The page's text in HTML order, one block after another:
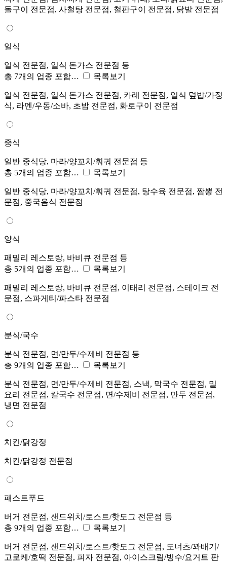
돌구이 전문점, 사철탕 전문점, 철판구이 전문점, 닭발 전문점
일식
일식 전문점, 일식 돈가스 전문점 등
총 7개의 업종 포함…
목록보기
일식 전문점, 일식 돈가스 전문점, 카레 전문점, 일식 덮밥/가정
식, 라멘/우동/소바, 초밥 전문점, 화로구이 전문점
중식
일반 중식당, 마라/양꼬치/훠궈 전문점 등
총 5개의 업종 포함…
목록보기
일반 중식당, 마라/양꼬치/훠궈 전문점, 탕수육 전문점, 짬뽕 전
문점, 중국음식 전문점
양식
패밀리 레스토랑, 바비큐 전문점 등
총 5개의 업종 포함…
목록보기
패밀리 레스토랑, 바비큐 전문점, 이태리 전문점, 스테이크 전
문점, 스파게티/파스타 전문점
분식/국수
분식 전문점, 면/만두/수제비 전문점 등
총 9개의 업종 포함…
목록보기
분식 전문점, 면/만두/수제비 전문점, 스낵, 막국수 전문점, 밀
요리 전문점, 칼국수 전문점, 면/수제비 전문점, 만두 전문점,
냉면 전문점
치킨/닭강정
치킨/닭강정 전문점
패스트푸드
버거 전문점, 샌드위치/토스트/핫도그 전문점 등
총 9개의 업종 포함…
목록보기
버거 전문점, 샌드위치/토스트/핫도그 전문점, 도너츠/꽈배기/
고로케/호떡 전문점, 피자 전문점, 아이스크림/빙수/요거트 판